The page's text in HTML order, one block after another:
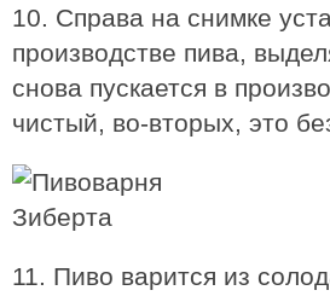
10. Справа на снимке
производстве пива,
снова пускается в
чистый, во-вторых, это
11. Пиво варится из